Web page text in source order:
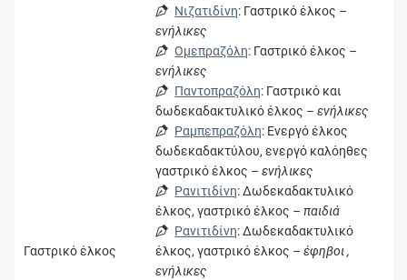
Γαστρικό έλκος
Νιζατιδίνη: Γαστρικό έλκος –
ενήλικες
Ομεπραζόλη: Γαστρικό έλκος –
ενήλικες
Παντοπραζόλη: Γαστρικό και
δωδεκαδακτυλικό έλκος – ενήλικες
Ραμπεπραζόλη: Ενεργό έλκος
δωδεκαδακτύλου, ενεργό καλόηθες
γαστρικό έλκος – ενήλικες
Ρανιτιδίνη: Δωδεκαδακτυλικό
έλκος, γαστρικό έλκος – παιδιά
Ρανιτιδίνη: Δωδεκαδακτυλικό
έλκος, γαστρικό έλκος – έφηβοι ,
ενήλικες